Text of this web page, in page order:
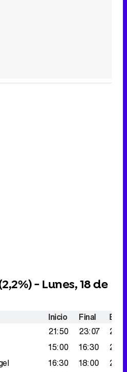
2,2%) - Lunes, 18 de
Inicio Final
21:50 23:07
15:00 16:30
16:30 18:00